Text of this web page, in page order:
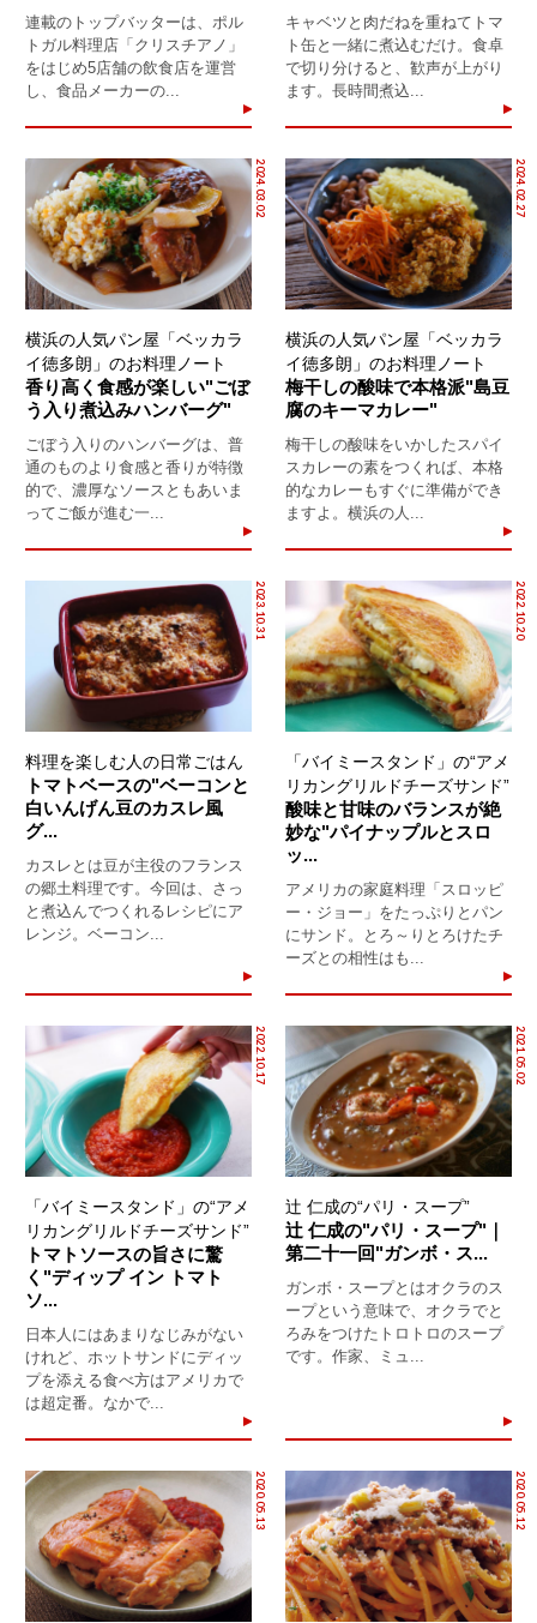
連載のトップバッターは、ポル
トガル料理店「クリスチアノ」
をはじめ5店舗の飲食店を運営
し、食品メーカーの...
キャベツと肉だねを重ねてトマ
ト缶と一緒に煮込むだけ。食卓
で切り分けると、歓声が上がり
ます。長時間煮込...
2024.03.02
横浜の人気パン屋「ベッカラ
イ徳多朗」のお料理ノート
香り高く食感が楽しい"ごぼ
う入り煮込みハンバーグ"
ごぼう入りのハンバーグは、普
通のものより食感と香りが特徴
的で、濃厚なソースともあいま
ってご飯が進む一...
2024.02.27
横浜の人気パン屋「ベッカラ
イ徳多朗」のお料理ノート
梅干しの酸味で本格派"島豆
腐のキーマカレー"
梅干しの酸味をいかしたスパイ
スカレーの素をつくれば、本格
的なカレーもすぐに準備ができ
ますよ。横浜の人...
2023.10.31
料理を楽しむ人の日常ごはん
トマトベースの"ベーコンと
白いんげん豆のカスレ風
グ...
カスレとは豆が主役のフランス
の郷土料理です。今回は、さっ
と煮込んでつくれるレシピにア
レンジ。ベーコン...
2022.10.20
「バイミースタンド」の“アメ
リカングリルドチーズサンド”
酸味と甘味のバランスが絶
妙な"パイナップルとスロ
ッ...
アメリカの家庭料理「スロッピ
ー・ジョー」をたっぷりとパン
にサンド。とろ～りとろけたチ
ーズとの相性はも...
2022.10.17
「バイミースタンド」の“アメ
リカングリルドチーズサンド”
トマトソースの旨さに驚
く"ディップ イン トマト
ソ...
日本人にはあまりなじみがない
けれど、ホットサンドにディッ
プを添える食べ方はアメリカで
は超定番。なかで...
2021.05.02
辻 仁成の“パリ・スープ”
辻 仁成の"パリ・スープ"｜
第二十一回"ガンボ・ス...
ガンボ・スープとはオクラのス
ープという意味で、オクラでと
ろみをつけたトロトロのスープ
です。作家、ミュ...
2020.05.13 2020.05.12